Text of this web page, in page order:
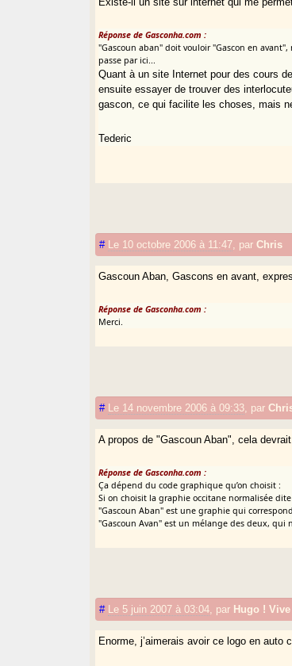
Réponse de Gasconha.com :
"Gascoun aban" doit vouloir "Gascon en
passe par ici...
Quant à un site Internet pour des cours
ensuite essayer de trouver des
gascon, ce qui facilite les choses, mais
Tederic
# Le 10 octobre 2006 à 11:47 parChris
Gascoun Aban, Gascons en avant,
Réponse de Gasconha.com :
Merci.
# Le 14 novembre 2006 à 09:33 par
A propos de "Gascoun Aban", cela
Réponse de Gasconha.com :
Ça dépend du code graphique qu’on choisit :
Si on choisit la graphie occitane normalisée dite
"Gascoun Aban" est une graphie qui
"Gascoun Avan" est un mélange des deux, qui
# Le 5 juin 2007 à 03:04 par Hugo !
Enorme, j’aimerais avoir ce logo en auto